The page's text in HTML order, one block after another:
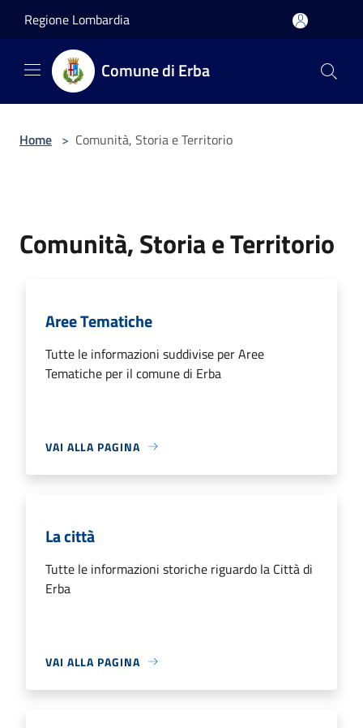
Regione Lombardia
Comune di Erba
Home > Comunità, Storia e Territorio
Comunità, Storia e Territorio
Aree Tematiche
Tutte le informazioni suddivise per Aree
Tematiche per il comune di Erba
VAI ALLA PAGINA
La città
Tutte le informazioni storiche riguardo la Città di
Erba
VAI ALLA PAGINA